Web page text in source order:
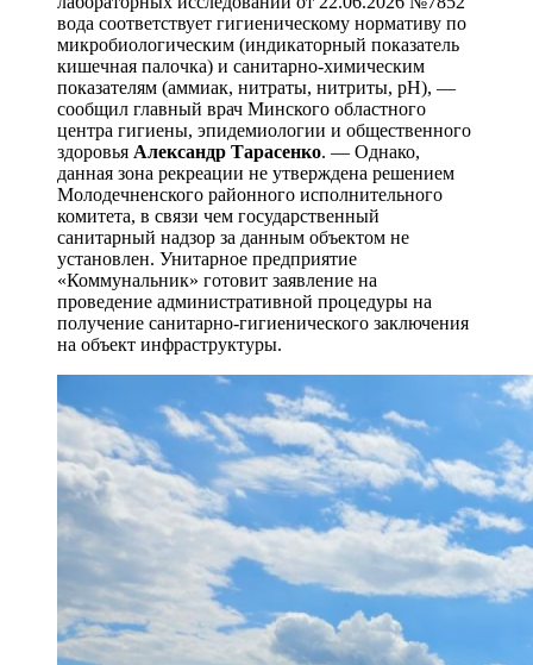
вода соответствует гигиеническому нормативу по
микробиологическим (индикаторный показатель
кишечная палочка) и санитарно-химическим
показателям (аммиак, нитраты, нитриты, рН), —
сообщил главный врач Минского областного
центра гигиены, эпидемиологии и общественного
здоровья Александр Тарасенко. — Однако,
данная зона рекреации не утверждена решением
Молодечненского районного исполнительного
комитета, в связи чем государственный
санитарный надзор за данным объектом не
установлен. Унитарное предприятие
«Коммунальник» готовит заявление на
проведение административной процедуры на
получение санитарно-гигиенического заключения
на объект инфраструктуры.